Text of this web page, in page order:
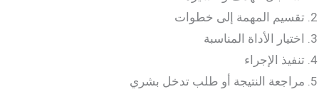
تقسيم المهمة إلى خطوات
اختيار الأداة المناسبة
تنفيذ الإجراء
مراجعة النتيجة أو طلب تدخل بشري